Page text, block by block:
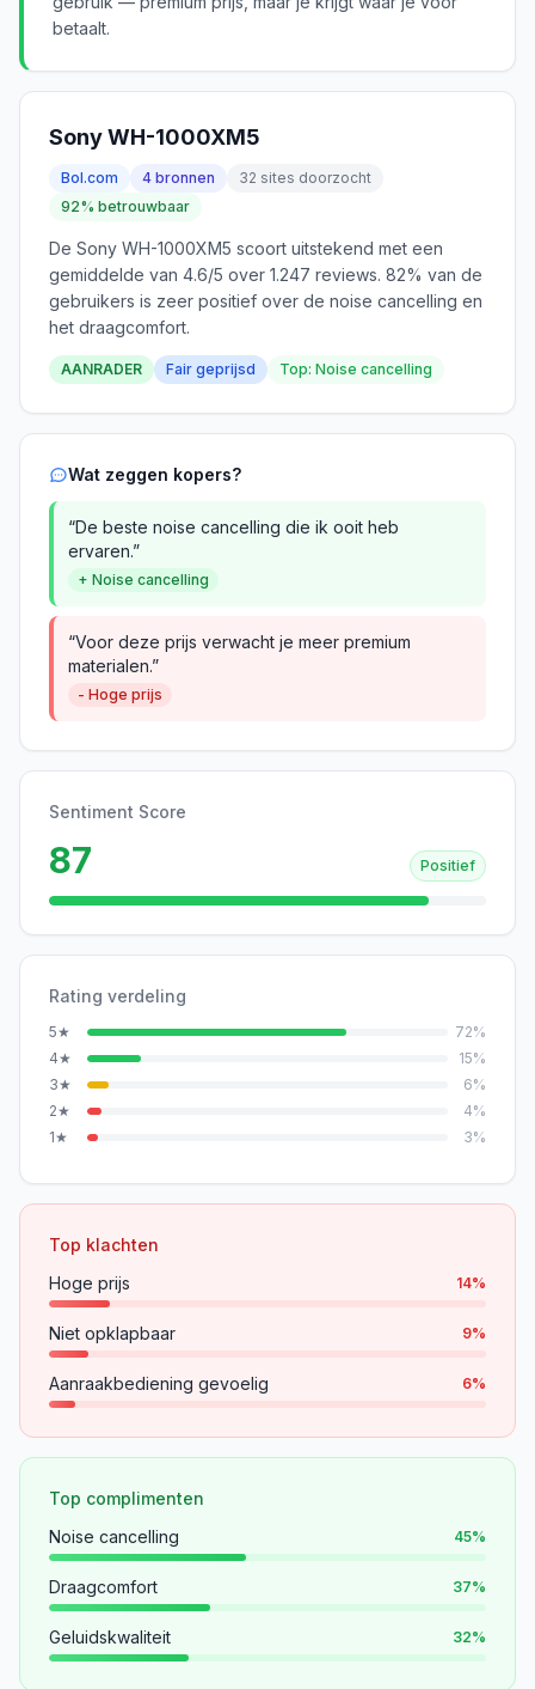
betaalt.
Sony WH-1000XM5
Bol.com 4 bronnen
32 sites doorzocht
92% betrouwbaar
De Sony WH-1000XM5 scoort uitstekend met een
gemiddelde van 4.6/5 over 1.247 reviews. 82% van de
gebruikers is zeer positief over de noise cancelling en
het draagcomfort.
AANRADER Fair geprijsd Top: Noise cancelling
Wat zeggen kopers?
“De beste noise cancelling die ik ooit heb
ervaren.”
+ Noise cancelling
“Voor deze prijs verwacht je meer premium
materialen.”
- Hoge prijs
Sentiment Score
87 Positief
Rating verdeling
5★ 72%
4★ 15%
3★ 6%
2★ 4%
1★ 3%
Top klachten
Hoge prijs
14%
Niet opklapbaar 9%
Aanraakbediening gevoelig 6%
Top complimenten
Noise cancelling
45%
Draagcomfort 37%
Geluidskwaliteit 32%